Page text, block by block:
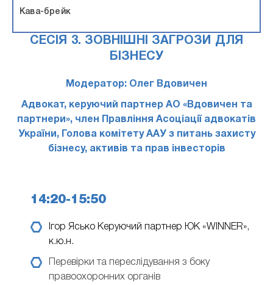
Кава-брейк
СЕСІЯ 3. ЗОВНІШНІ ЗАГРОЗИ ДЛЯ
БІЗНЕСУ
Модератор: Олег Вдовичен
Адвокат, керуючий партнер АО «Вдовичен та
партнери», член Правління Асоціації адвокатів
України, Голова комітету ААУ з питань захисту
бізнесу, активів та прав інвесторів
14:20-15:50
Ігор Ясько Керуючий партнер ЮК «WINNER»,
к.ю.н.
Перевірки та переслідування з боку
правоохоронних органів